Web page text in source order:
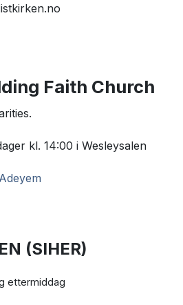
Faith Church
kl. 14:00 i Wesleysalen
(SIHER)
ettermiddag